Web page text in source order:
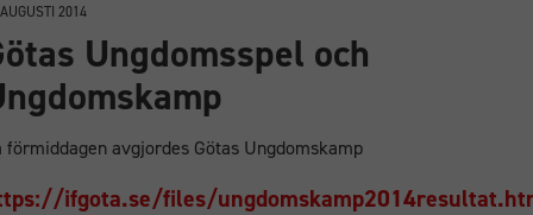
2014
Ungdomsspel och
förmiddagen avgjordes Götas Ungdomskamp
ifgota.se/files/